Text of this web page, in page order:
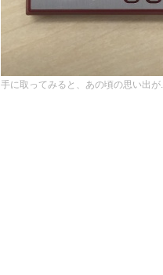
手に取ってみると、あの頃の思い出が...